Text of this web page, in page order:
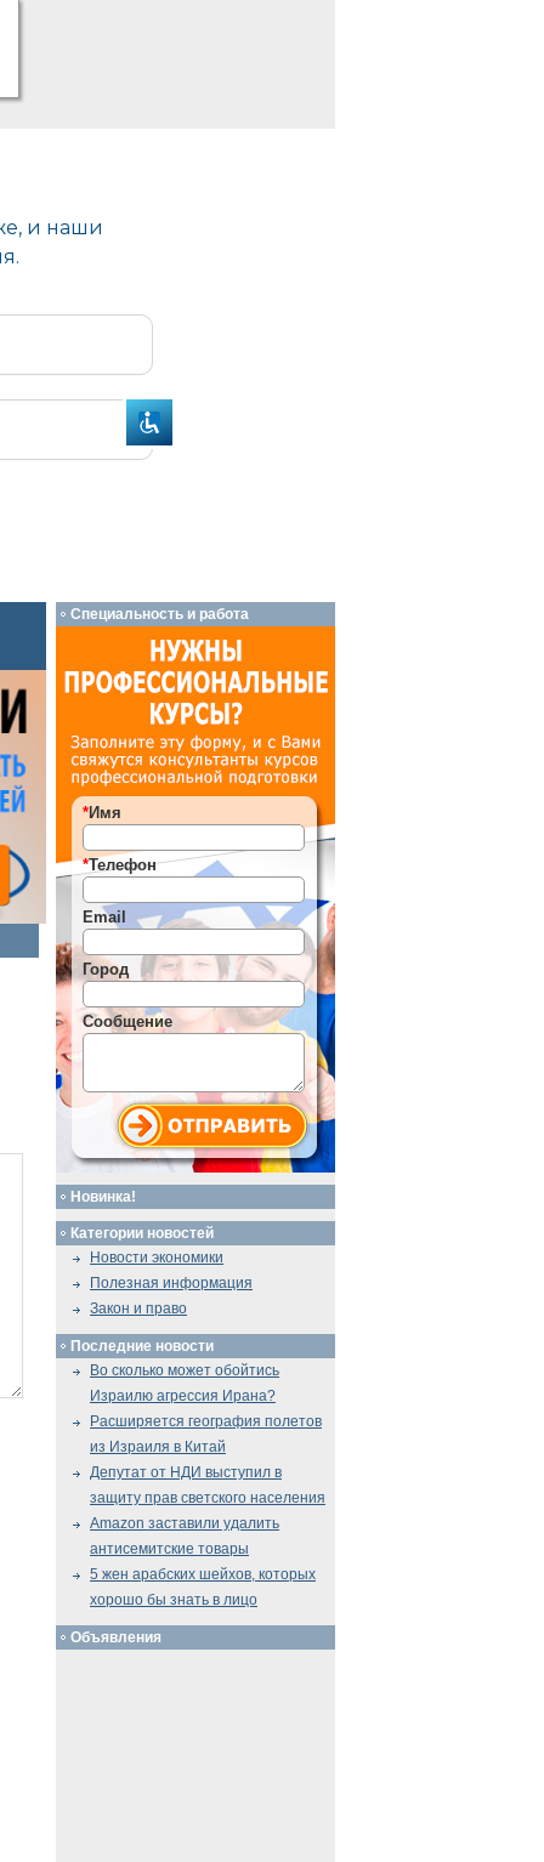
Специальность и работа
*Имя
*Телефон
Email
Город
Сообщение
Новинка!
Категории новостей
Новости экономики
Полезная информация
Закон и право
Последние новости
Во сколько может обойтись
Израилю агрессия Ирана?
Расширяется география полетов
из Израиля в Китай
Депутат от НДИ выступил в
защиту прав светского населения
Amazon заставили удалить
антисемитские товары
5 жен арабских шейхов, которых
хорошо бы знать в лицо
Объявления